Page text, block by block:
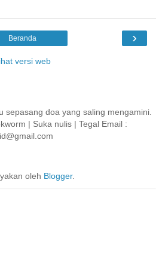
›
Beranda
versi web
sepasang doa yang saling mengamini.
| Suka nulis | Tegal Email :
oleh Blogger.